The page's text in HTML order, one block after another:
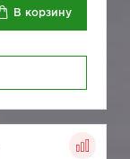
В корзину